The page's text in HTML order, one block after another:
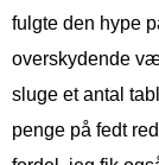
fulgte den hype
overskydende
sluge et antal
penge på fedt